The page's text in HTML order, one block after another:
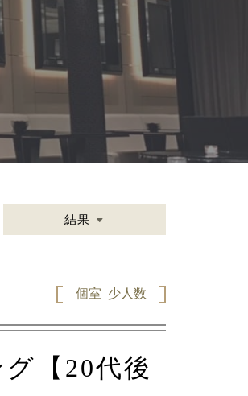
結果
個室 少人数
【20代後